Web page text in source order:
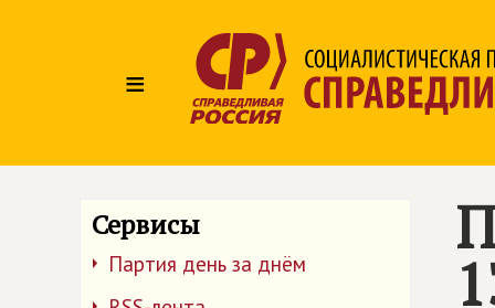
≡
Сервисы
Партия день за днём